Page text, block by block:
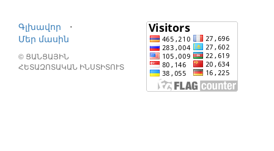
Գլխավոր
⋅
Մեր մասին
© ՑԱՆՑԱՅԻՆ
ՀԵՏԱԶՈՏԱԿԱՆ ԻՆՍՏԻՏՈՒՏ